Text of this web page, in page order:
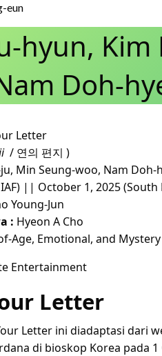
eun
hyun,
Doh-
Letter
/ 연의 편지 )
Min Seung-woo, Nam Doh-
|| October 1, 2025 (South
Young-Jun
: Hyeon A Cho
Age, Emotional, and Mystery
Entertainment
Letter
Letter ini diadaptasi dari
di bioskop Korea pada